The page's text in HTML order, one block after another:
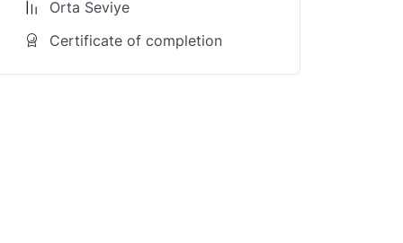
Orta Seviye
Certificate of completion